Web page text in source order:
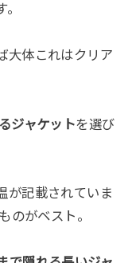
大体これはクリア
ジャケットを選び
が記載されていま
のがベスト。